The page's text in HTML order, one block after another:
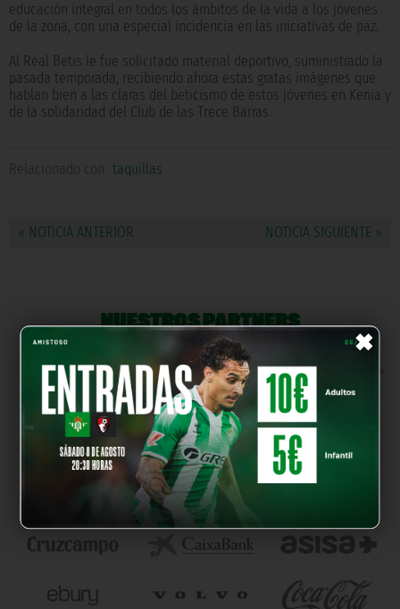
×
educación integral en todos los ámbitos de la vida a los jóvenes
de la zona, con una especial incidencia en las iniciativas de paz.
Al Real Betis le fue solicitado material deportivo, suministrado la
pasada temporada, recibiendo ahora estas gratas imágenes que
hablan bien a las claras del beticismo de estos jóvenes en Kenia y
de la solidaridad del Club de las Trece Barras.
Relacionado con taquillas
« NOTICIA ANTERIOR NOTICIA SIGUIENTE »
NUESTROS PARTNERS